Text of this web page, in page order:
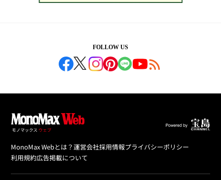
FOLLOW US
MonoMax Webとは？運営会社採用情報プライバシーポリシー
利用規約広告掲載について